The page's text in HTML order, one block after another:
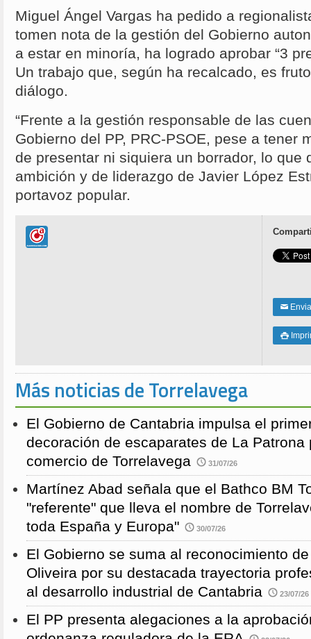
Miguel Ángel Vargas ha pedido a
tomen nota de la gestión del Gobierno
a estar en minoría, ha logrado aprobar “3
Un trabajo que, según ha recalcado, es
diálogo.
“Frente a la gestión responsable de las
Gobierno del PP, PRC-PSOE, pese a tener
de presentar ni siquiera un borrador, lo que
ambición y de liderazgo de Javier López
portavoz popular.
✉

Más noticias de Torrelavega
El Gobierno de Cantabria impulsa el
decoración de escaparates de La Patrona
comercio de Torrelavega
31/07/26
Martínez Abad señala que el Bathco BM
"referente" que lleva el nombre de
toda España y Europa"
30/07/26
El Gobierno se suma al reconocimiento
Oliveira por su destacada trayectoria
al desarrollo industrial de Cantabria
23/07/26
El PP presenta alegaciones a la